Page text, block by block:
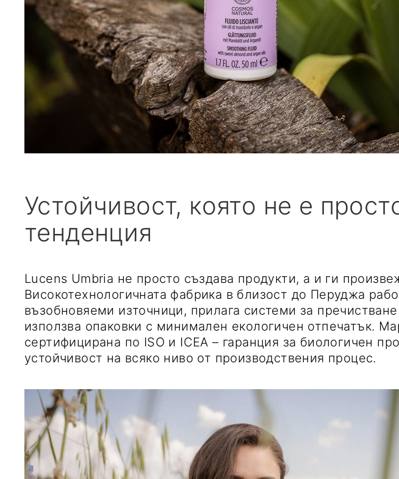
Устойчивост, която не е
тенденция
Lucens Umbria не просто създава продукти, а и ги
Високотехнологичната фабрика в близост до Перуджа
възобновяеми източници, прилага системи за
използва опаковки с минимален екологичен отпечатък.
сертифицирана по ISO и ICEA – гаранция за биологичен
устойчивост на всяко ниво от производствения процес.